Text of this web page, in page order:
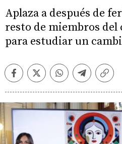
Aplaza a después de
resto de miembros del
para estudiar un
FacebookTwitterWhatsappTelegram